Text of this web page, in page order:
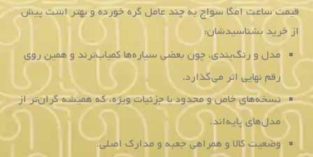
قیمت ساعت امگا سواچ به چند عامل گره خورده و بهتر است پیش
از خرید بشناسیدشان:
مدل و رنگ‌بندی، چون بعضی سیاره‌ها کمیاب‌ترند و همین رویِ
رقمِ نهایی اثر می‌گذارد.
نسخه‌های خاص و محدود با جزئیاتِ ویژه، که همیشه گران‌تر از
مدل‌های پایه‌اند.
وضعیتِ کالا و همراهیِ جعبه و مدارکِ اصلی.